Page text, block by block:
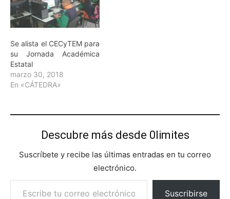
Se alista el CECyTEM para
su Jornada Académica
Estatal
marzo 30, 2018
En «CÁTEDRA»
Descubre más desde 0limites
Suscríbete y recibe las últimas entradas en tu correo
electrónico.
Escribe tu correo electrónico…
Suscribirse